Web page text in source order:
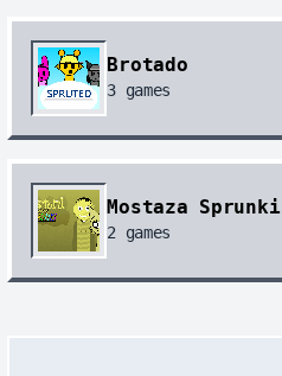
Brotado
3 games
Mostaza Sprunki
2 games